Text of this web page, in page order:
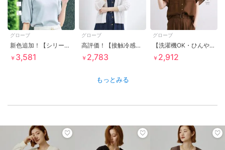
グローブ
新色追加！【シリーズ累計36万枚UVカット・ひんやり・洗濯機OK】やわらかドライタッチ 五分袖ニット
￥ 3,581
グローブ
高評価！【接触冷感／UVカットetc】ベーシックショートカーディガン
￥ 2,783
グローブ
【洗濯機OK・ひんやりSETUP可】シワになりにくい、フレアスリーブブラウス
￥ 2,912
もっとみる